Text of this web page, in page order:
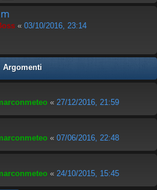
« 03/10/2016, 23:14
Argomenti
« 27/12/2016, 21:59
« 07/06/2016, 22:48
« 24/10/2015, 15:45